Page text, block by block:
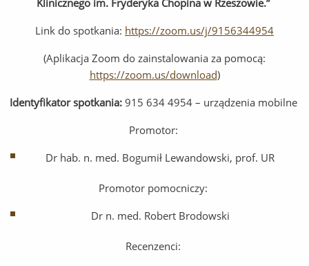
Klinicznego im. Fryderyka Chopina w Rzeszowie.”
Link do spotkania: https://zoom.us/j/9156344954
(Aplikacja Zoom do zainstalowania za pomocą:
https://zoom.us/download)
Identyfikator spotkania:915 634 4954 – urządzenia mobilne
Promotor:
Dr hab. n. med. Bogumił Lewandowski, prof. UR
Promotor pomocniczy:
Dr n. med. Robert Brodowski
Recenzenci: